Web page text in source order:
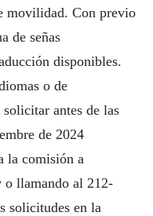
movilidad. Con previo
de señas
disponibles.
o de
antes de las
de 2024
la comisión a
o llamando al 212-
solicitudes en la